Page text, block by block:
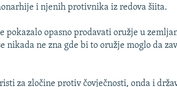
i njenih protivnika iz redova šiita.
pokazalo opasno prodavati oružje u
nikada ne zna gde bi to oružje moglo da
za zločine protiv čovječnosti, onda i